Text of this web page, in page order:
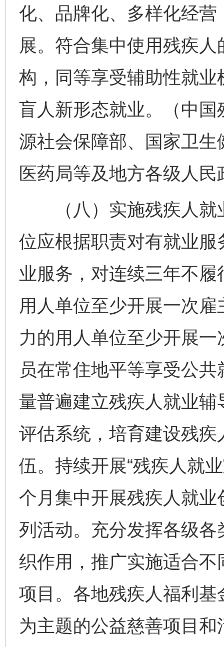
化、品牌化、多样化经
展。符合集中使用残疾
构，同等享受辅助性就
盲人新形态就业。（中
源社会保障部、国家卫
医药局等及地方各级人
（八）实施残疾人就
位应根据职责对有就业
业服务，对连续三年不
用人单位至少开展一次
力的用人单位至少开展
员在常住地平等享受公
量普遍建立残疾人就业
评估系统，培育建设残
伍。持续开展“残疾人就
个月集中开展残疾人就
列活动。充分发挥各级
织作用，推广实施适合
项目。各地残疾人福利
为主题的公益慈善项目